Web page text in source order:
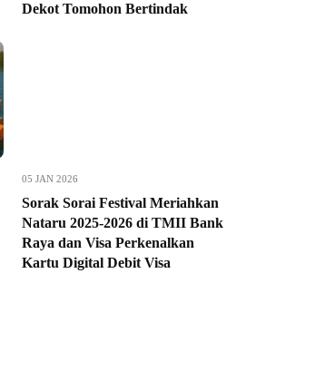
Dekot Tomohon Bertindak
05 JAN 2026
Sorak Sorai Festival Meriahkan
Nataru 2025-2026 di TMII Bank
Raya dan Visa Perkenalkan
Kartu Digital Debit Visa